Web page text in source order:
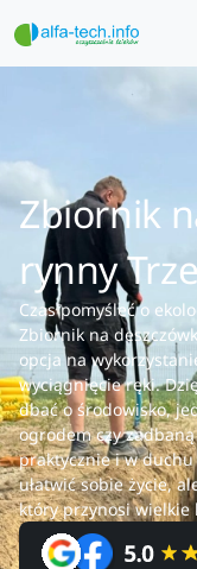
Zbiornik
rynny
Czas pomyśleć o
Zbiornik na
opcja na
wyciągnięcie ręki.
dbać o środowisko,
ogrodem czy
praktycznie i w duchu
ułatwić sobie życie,
który przynosi wielkie